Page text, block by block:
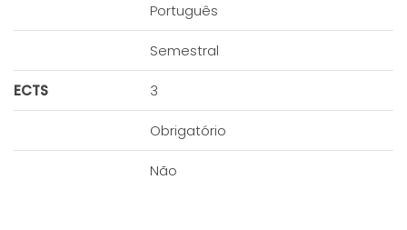
Português
Semestral
ECTS 3
Obrigatório
Não